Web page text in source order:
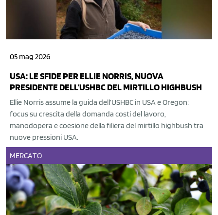
05 mag 2026
USA: LE SFIDE PER ELLIE NORRIS, NUOVA
PRESIDENTE DELL’USHBC DEL MIRTILLO HIGHBUSH
Ellie Norris assume la guida dell’USHBC in USA e Oregon:
focus su crescita della domanda costi del lavoro,
manodopera e coesione della filiera del mirtillo highbush tra
nuove pressioni USA.
MERCATO